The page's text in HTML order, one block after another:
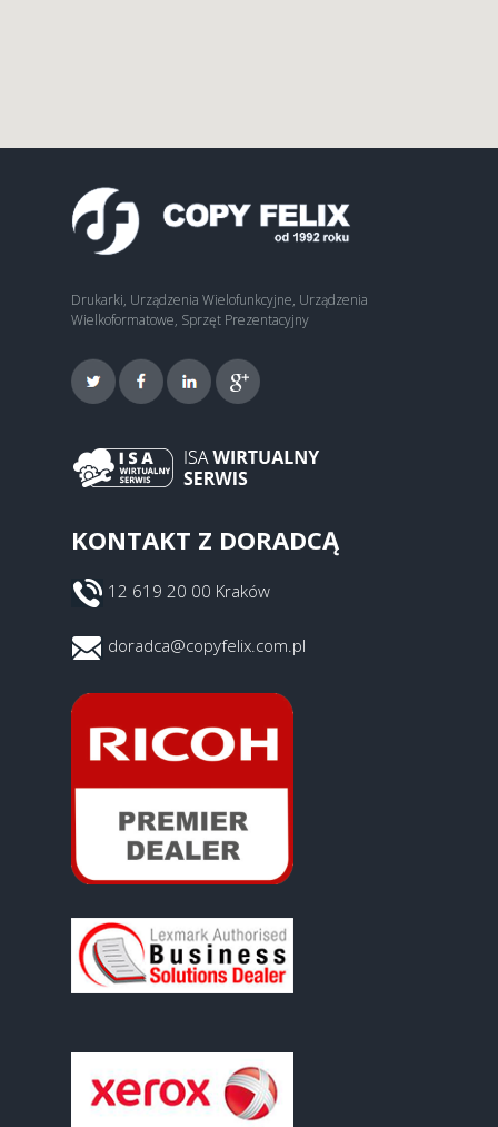
Drukarki, Urządzenia Wielofunkcyjne, Urządzenia
Wielkoformatowe, Sprzęt Prezentacyjny
KONTAKT Z DORADCĄ
12 619 20 00 Kraków
doradca@copyfelix.com.pl